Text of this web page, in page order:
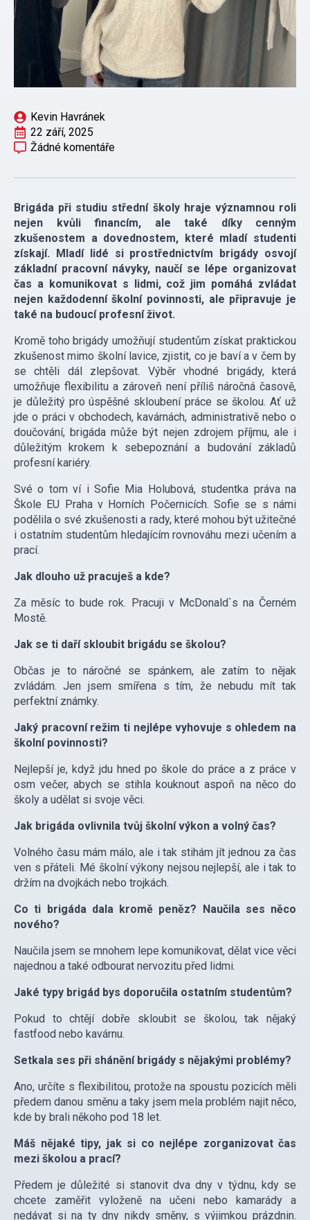
Kevin Havránek
22 září, 2025
Žádné komentáře
Brigáda při studiu střední školy hraje významnou roli
nejen kvůli financím, ale také díky cenným
zkušenostem a dovednostem, které mladí studenti
získají. Mladí lidé si prostřednictvím brigády osvojí
základní pracovní návyky, naučí se lépe organizovat
čas a komunikovat s lidmi, což jim pomáhá zvládat
nejen každodenní školní povinnosti, ale připravuje je
také na budoucí profesní život.
Kromě toho brigády umožňují studentům získat praktickou
zkušenost mimo školní lavice, zjistit, co je baví a v čem by
se chtěli dál zlepšovat. Výběr vhodné brigády, která
umožňuje flexibilitu a zároveň není příliš náročná časově,
je důležitý pro úspěšné skloubení práce se školou. Ať už
jde o práci v obchodech, kavárnách, administrativě nebo o
doučování, brigáda může být nejen zdrojem příjmu, ale i
důležitým krokem k sebepoznání a budování základů
profesní kariéry.
Své o tom ví i Sofie Mia Holubová, studentka práva na
Škole EU Praha v Horních Počernicích. Sofie se s námi
podělila o své zkušenosti a rady, které mohou být užitečné
i ostatním studentům hledajícím rovnováhu mezi učením a
prací.
Jak dlouho už pracuješ a kde?
Za měsíc to bude rok. Pracuji v McDonald`s na Černém
Mostě.
Jak se ti daří skloubit brigádu se školou?
Občas je to náročné se spánkem, ale zatím to nějak
zvládám. Jen jsem smířena s tím, že nebudu mít tak
perfektní známky.
Jaký pracovní režim ti nejlépe vyhovuje s ohledem na
školní povinnosti?
Nejlepší je, když jdu hned po škole do práce a z práce v
osm večer, abych se stihla kouknout aspoň na něco do
školy a udělat si svoje věci.
Jak brigáda ovlivnila tvůj školní výkon a volný čas?
Volného času mám málo, ale i tak stihám jít jednou za čas
ven s přáteli. Mé školní výkony nejsou nejlepší, ale i tak to
držím na dvojkách nebo trojkách.
Co ti brigáda dala kromě peněz? Naučila ses něco
nového?
Naučila jsem se mnohem lepe komunikovat, dělat vice věci
najednou a také odbourat nervozitu před lidmi.
Jaké typy brigád bys doporučila ostatním studentům?
Pokud to chtějí dobře skloubit se školou, tak nějaký
fastfood nebo kavárnu.
Setkala ses při shánění brigády s nějakými problémy?
Ano, určíte s flexibilitou, protože na spoustu pozicích měli
předem danou směnu a taky jsem mela problém najit něco,
kde by brali někoho pod 18 let.
Máš nějaké tipy, jak si co nejlépe zorganizovat čas
mezi školou a prací?
Předem je důležité si stanovit dva dny v týdnu, kdy se
chcete zaměřit vyloženě na učeni nebo kamarády a
nedávat si na ty dny nikdy směny, s výjimkou prázdnin.